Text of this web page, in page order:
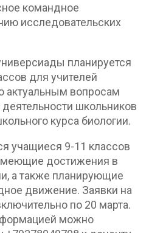
командное
исследовательских
планируется
для учителей
актуальным вопросам
школьников
курса биологии.
учащиеся 9-11 классов
достижения в
а также планирующие
движение. Заявки на
по 20 марта.
можно